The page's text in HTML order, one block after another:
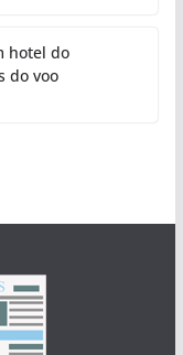
hotel do
do voo